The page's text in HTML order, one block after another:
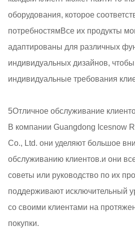
оборудования, которое
потребностямВсе их продукты
адаптированы для различных
индивидуальных дизайнов,
индивидуальные требования
5Отличное обслуживание
В компании Guangdong Icesnow
Co., Ltd. они уделяют большое
обслуживанию клиентов.и они
советы или руководство по их
поддерживают исключительный
со своими клиентами на
покупки.